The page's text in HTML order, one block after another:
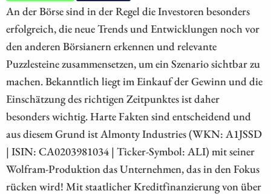
An der Börse sind in der Regel die Investoren besonders
erfolgreich, die neue Trends und Entwicklungen noch vor
den anderen Börsianern erkennen und relevante
Puzzlesteine zusammensetzen, um ein Szenario sichtbar zu
machen. Bekanntlich liegt im Einkauf der Gewinn und die
Einschätzung des richtigen Zeitpunktes ist daher
besonders wichtig. Harte Fakten sind entscheidend und
aus diesem Grund ist Almonty Industries (WKN: A1JSSD
| ISIN: CA0203981034 | Ticker-Symbol: ALI) mit seiner
Wolfram-Produktion das Unternehmen, das in den Fokus
rücken wird! Mit staatlicher Kreditfinanzierung von über